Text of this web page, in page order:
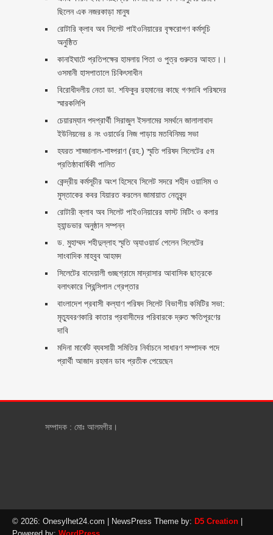
ছিলেন এক নজরকাড়া মানুষ ‎
রোটারি ক্লাব অব সিলেট পাইওনিয়ারের বৃক্ষরোপণ কর্মসূচি
অনুষ্ঠিত
কানাইঘাটে প্রতিপক্ষের হামলায় পিতা ও পুত্র গুরুতর আহত।।
ওসমানী হাসপাতালে চিকিৎসাধীন
বিরোধীদলীয় নেতা ডা. শফিকুর রহমানের কাছে গণদাবি পরিষদের
স্মারকলিপি ‎
চেয়ারম্যান পদপ্রার্থী সিরাজুল ইসলামের সমর্থনে জালালাবাদ
ইউনিয়নের ৪ নং ওয়ার্ডের নিজ পাড়ায় মতবিনিময় সভা
হযরত শাহ্জালাল-শাহ্পরাণ (রহ.) স্মৃতি পরিষদ সিলেটের ৫ম
প্রতিষ্ঠাবার্ষিকী পালিত ‎​
কেন্দ্রীয় কর্মসূচীর অংশ হিসেবে সিলেট সদরে শহীদ ওয়াসিম ও
মুস্তাকের কবর যিয়ারত করলেন জামায়াত নেতৃবৃন্দ ‎
রোটারী ক্লাব অব সিলেট পাইওনিয়ারের ফাস্ট মিটিং ও কলার
হ্যান্ডভার অনুষ্ঠান সম্পন্ন
ড. মুহাম্মদ শহীদুল্লাহ স্মৃতি অ্যাওয়ার্ড পেলেন সিলেটের
সাংবাদিক মাহবুব আহমদ
সিলেটের বাদেয়ালী গুচ্ছগ্রামে মাদ্রাসার আবাসিক ছাত্রকে
বলাৎকারে প্রিন্সিপাল গ্রেপ্তার ‎
বাংলাদেশ প্রবাসী কল্যাণ পরিষদ সিলেট বিভাগীয় কমিটির সভা:
মৃত্যুবরণকারি কাতার প্রবাসীদের পরিবারকে দ্রুত ক্ষতিপূরণের
দাবি
মদিনা মার্কেট ব্যবসায়ী সমিতির নির্বাচনে সাধারণ সম্পাদক পদে
প্রার্থী আজাদ রহমান ডাব প্রতীক পেয়েছেন ‎
সম্পাদক : মোঃ আলমগীর।
© 2026: Onesylhet24.com | NewsPress Theme by: D5 Creation